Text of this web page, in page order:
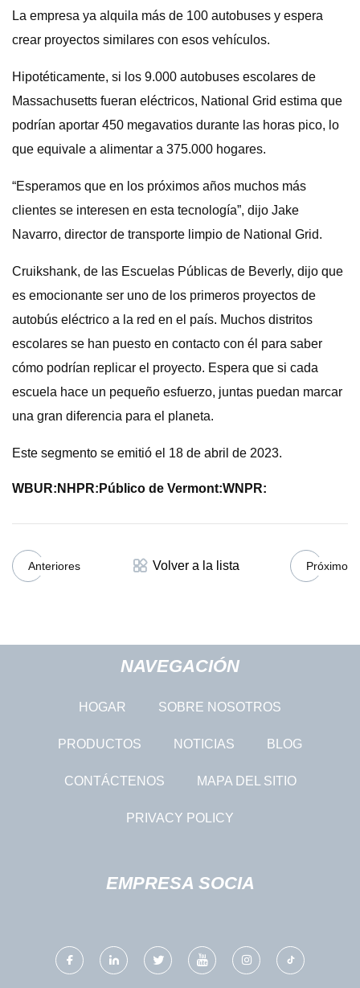
La empresa ya alquila más de 100 autobuses y espera
crear proyectos similares con esos vehículos.
Hipotéticamente, si los 9.000 autobuses escolares de
Massachusetts fueran eléctricos, National Grid estima que
podrían aportar 450 megavatios durante las horas pico, lo
que equivale a alimentar a 375.000 hogares.
“Esperamos que en los próximos años muchos más
clientes se interesen en esta tecnología”, dijo Jake
Navarro, director de transporte limpio de National Grid.
Cruikshank, de las Escuelas Públicas de Beverly, dijo que
es emocionante ser uno de los primeros proyectos de
autobús eléctrico a la red en el país. Muchos distritos
escolares se han puesto en contacto con él para saber
cómo podrían replicar el proyecto. Espera que si cada
escuela hace un pequeño esfuerzo, juntas puedan marcar
una gran diferencia para el planeta.
Este segmento se emitió el 18 de abril de 2023.
WBUR: NHPR: Público de Vermont:WNPR:
Anteriores Volver a la lista Próximo
NAVEGACIÓN
HOGAR SOBRE NOSOTROS
PRODUCTOS NOTICIAS BLOG
CONTÁCTENOS MAPA DEL SITIO
PRIVACY POLICY
EMPRESA SOCIA